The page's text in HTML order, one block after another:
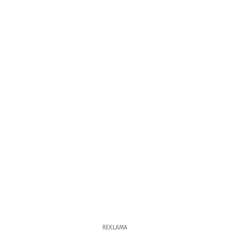
REKLAMA